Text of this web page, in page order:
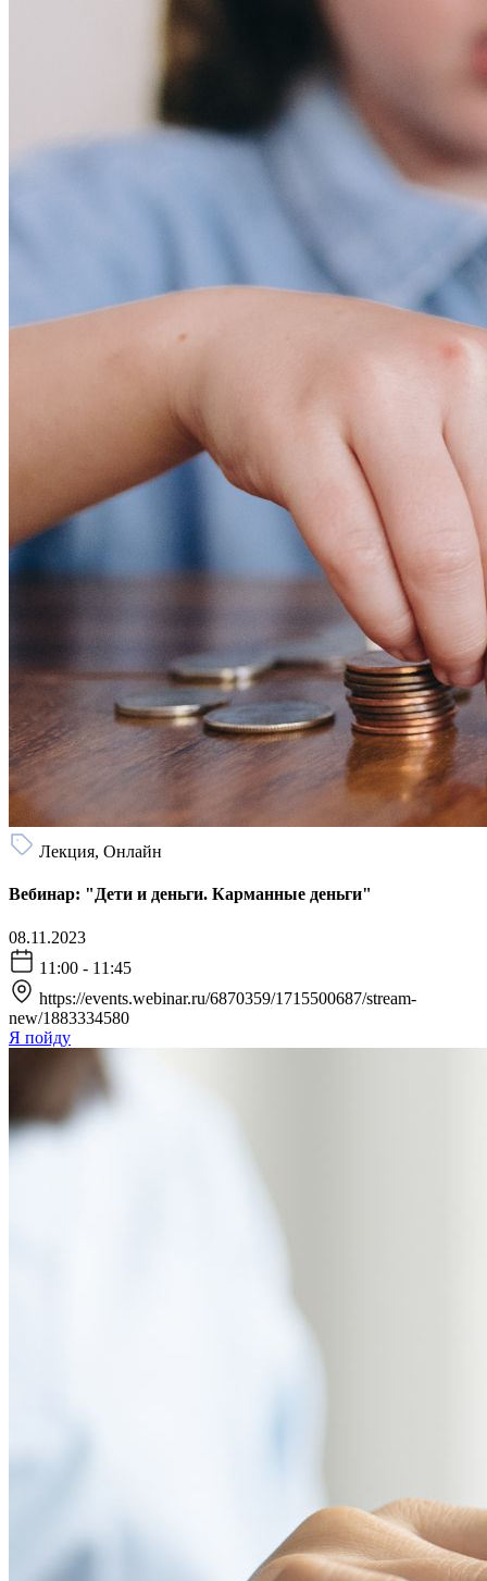
Лекция, Онлайн
Вебинар: "Дети и деньги. Карманные деньги"
08.11.2023
11:00 - 11:45
https://events.webinar.ru/6870359/1715500687/stream-
new/1883334580
Я пойду